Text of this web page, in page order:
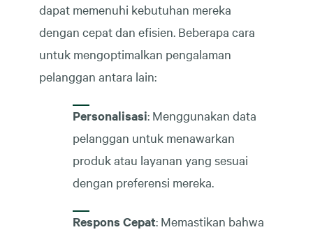
dapat memenuhi kebutuhan mereka
dengan cepat dan efisien. Beberapa cara
untuk mengoptimalkan pengalaman
pelanggan antara lain:
Personalisasi: Menggunakan data
pelanggan untuk menawarkan
produk atau layanan yang sesuai
dengan preferensi mereka.
Respons Cepat: Memastikan bahwa